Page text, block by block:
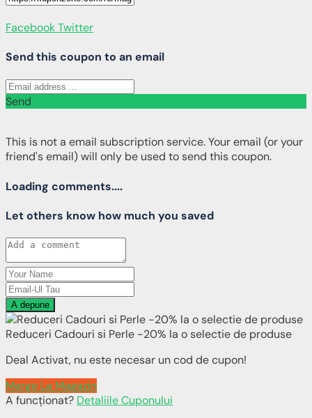
FacebookTwitter
Send this coupon to an email
Send
This is not a email subscription service. Your email (or your
friend's email) will only be used to send this coupon.
Loading comments....
Let others know how much you saved
A depune
Reduceri Cadouri si Perle -20% la o selectie de produse
Deal Activat, nu este necesar un cod de cupon!
Merge La Magazin
A funcționat? Detaliile Cuponului